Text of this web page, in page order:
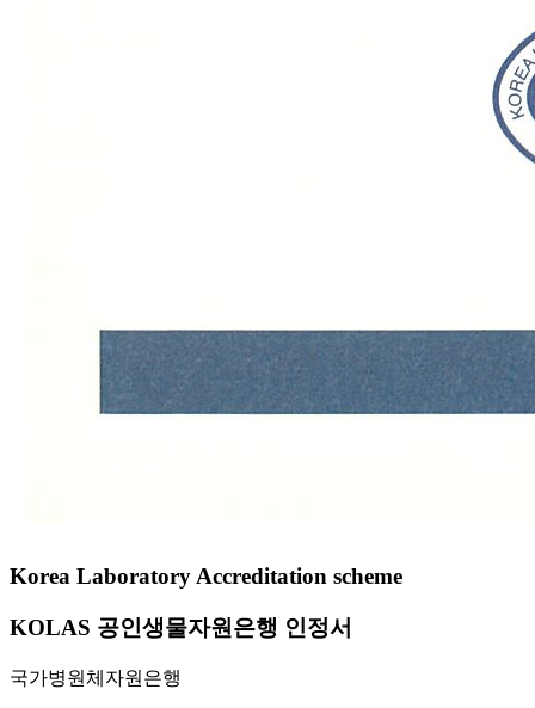
Korea Laboratory Accreditation scheme
KOLAS 공인생물자원은행 인정서
국가병원체자원은행